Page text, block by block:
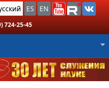
ES EN
724-25-45